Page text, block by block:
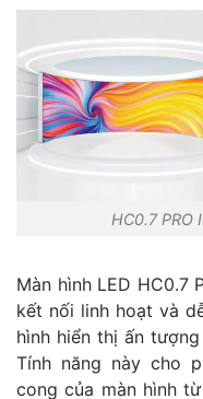
HC0.7 PRO
Màn hình LED HC0.7
kết nối linh hoạt và
hình hiển thị ấn
Tính năng này cho
cong của màn hình